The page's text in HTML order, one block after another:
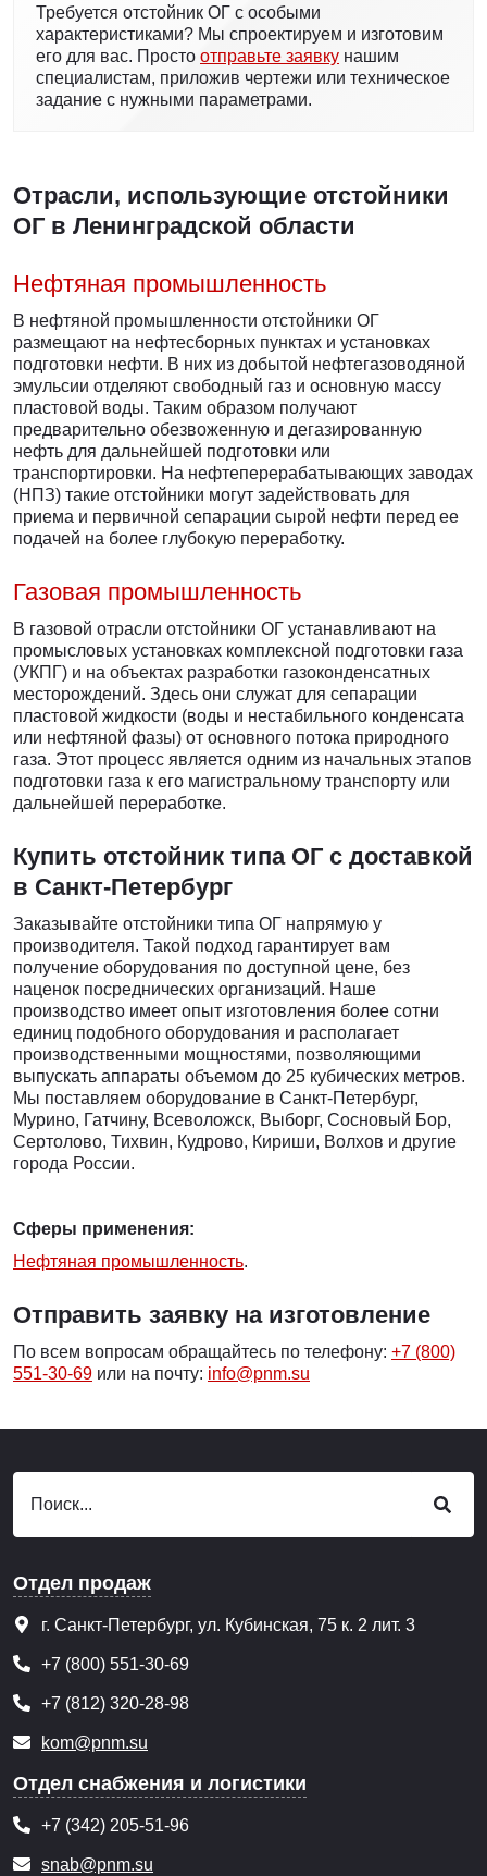
Требуется отстойник ОГ с особыми
характеристиками? Мы спроектируем и изготовим
его для вас. Просто отправьте заявку нашим
специалистам, приложив чертежи или техническое
задание с нужными параметрами.
Отрасли, использующие отстойники
ОГ в Ленинградской области
Нефтяная промышленность
В нефтяной промышленности отстойники ОГ
размещают на нефтесборных пунктах и установках
подготовки нефти. В них из добытой нефтегазоводяной
эмульсии отделяют свободный газ и основную массу
пластовой воды. Таким образом получают
предварительно обезвоженную и дегазированную
нефть для дальнейшей подготовки или
транспортировки. На нефтеперерабатывающих заводах
(НПЗ) такие отстойники могут задействовать для
приема и первичной сепарации сырой нефти перед ее
подачей на более глубокую переработку.
Газовая промышленность
В газовой отрасли отстойники ОГ устанавливают на
промысловых установках комплексной подготовки газа
(УКПГ) и на объектах разработки газоконденсатных
месторождений. Здесь они служат для сепарации
пластовой жидкости (воды и нестабильного конденсата
или нефтяной фазы) от основного потока природного
газа. Этот процесс является одним из начальных этапов
подготовки газа к его магистральному транспорту или
дальнейшей переработке.
Купить отстойник типа ОГ с доставкой
в Санкт-Петербург
Заказывайте отстойники типа ОГ напрямую у
производителя. Такой подход гарантирует вам
получение оборудования по доступной цене, без
наценок посреднических организаций. Наше
производство имеет опыт изготовления более сотни
единиц подобного оборудования и располагает
производственными мощностями, позволяющими
выпускать аппараты объемом до 25 кубических метров.
Мы поставляем оборудование в Санкт-Петербург,
Мурино, Гатчину, Всеволожск, Выборг, Сосновый Бор,
Сертолово, Тихвин, Кудрово, Кириши, Волхов и другие
города России.
Сферы применения:
Нефтяная промышленность.
Отправить заявку на изготовление
По всем вопросам обращайтесь по телефону: +7 (800)
551-30-69 или на почту: info@pnm.su
Отдел продаж
г. Санкт-Петербург, ул. Кубинская, 75 к. 2 лит. 3
+7 (800) 551-30-69
+7 (812) 320-28-98
kom@pnm.su
Отдел снабжения и логистики
+7 (342) 205-51-96
snab@pnm.su